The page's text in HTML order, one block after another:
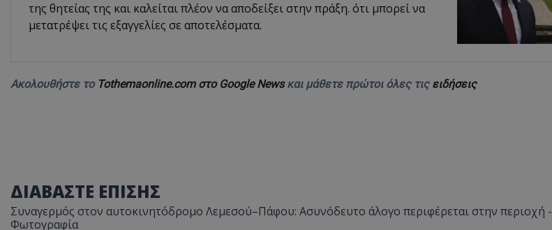
της θητείας της και καλείται πλέον να αποδείξει στην πράξη. ότι μπορεί να
μετατρέψει τις εξαγγελίες σε αποτελέσματα.
Ακολουθήστε το Tothemaonline.com στο Google Newsκαι μάθετε πρώτοι όλες τις ειδήσεις
ΔΙΑΒΑΣΤΕ ΕΠΙΣΗΣ
Συναγερμός στον αυτοκινητόδρομο Λεμεσού–Πάφου: Ασυνόδευτο άλογο περιφέρεται στην περιοχή -
Φωτογραφία